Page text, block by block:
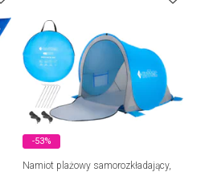
-53%
Namiot plażowy samorozkładający,